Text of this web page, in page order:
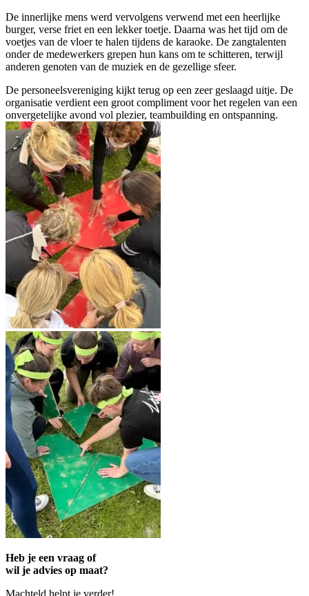
De innerlijke mens werd vervolgens verwend met een heerlijke
burger, verse friet en een lekker toetje. Daarna was het tijd om de
voetjes van de vloer te halen tijdens de karaoke. De zangtalenten
onder de medewerkers grepen hun kans om te schitteren, terwijl
anderen genoten van de muziek en de gezellige sfeer.
De personeelsvereniging kijkt terug op een zeer geslaagd uitje. De
organisatie verdient een groot compliment voor het regelen van een
onvergetelijke avond vol plezier, teambuilding en ontspanning.
Heb je een vraag of
wil je advies op maat?
Machteld helpt je verder!